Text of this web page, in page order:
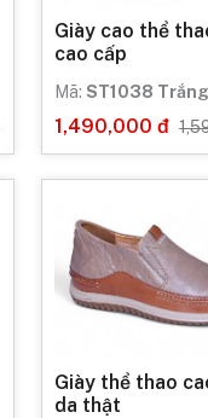
Giày cao thể
cao cấp
Mã: ST1038
1,490,000 đ
Giày thể thao
da thật